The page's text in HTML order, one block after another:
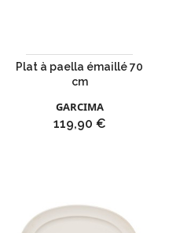
Plat à paella émaillé 70
cm
GARCIMA
Prix
119,90 €